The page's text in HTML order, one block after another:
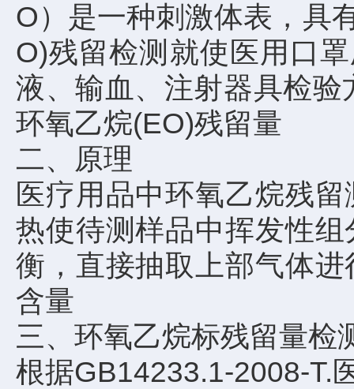
O）是一种刺激体表，具
O)残留检测就使医用口
液、输血、注射器具检
环氧乙烷(EO)残留量
二、原理
医疗用品中环氧乙烷残
热使待测样品中挥发性
衡，直接抽取上部气体
含量
三、环氧乙烷标残留量检
根据GB14233.1-2008-T.